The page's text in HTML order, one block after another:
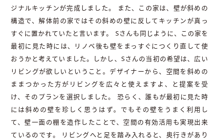
ジナルキッチンが完成しました。 また、この家は、壁が斜めの
構造で、解体前の家ではその斜めの壁に反してキッチンが真っ
すぐに置かれていたと言います。 Sさんも同じように、この家を
最初に見た時には、リノベ後も壁をまっすぐにつくり直して使
おうかと考えていました。しかし、Sさんの当初の希望は、広い
リビングが欲しいということ。デザイナーから、空間を斜めの
ままつかった方がリビングを広々と使えますよ、と提案を受
け、そのプランを選択しました。 恐らく、誰もが最初に見た時
には斜めの壁を珍しく思うはず。でもその壁をうまく利用し
て、壁一面の棚を造作したことで、空間の有効活用も実現出来
ているのです。 リビングへと足を踏み入れると、奥行きがあり